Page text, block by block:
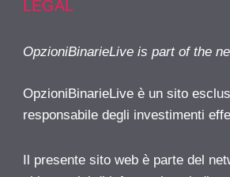
LEGAL
OpzioniBinarieLive is part of the
OpzioniBinarieLive è un sito
responsabile degli investimenti
Il presente sito web è parte del